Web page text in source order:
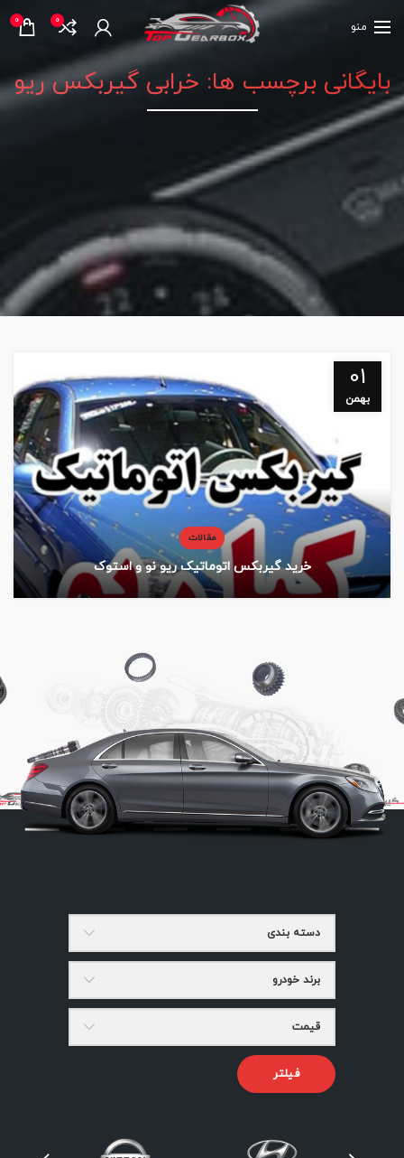
منو 0
0
بایگانی برچسب ها: خرابی گیربکس ریو
01
بهمن
مقالات
خرید گیربکس اتوماتیک ریو نو و استوک
دسته بندی
برند خودرو
قیمت
فیلتر